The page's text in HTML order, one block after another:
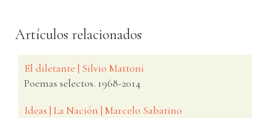
Artículos relacionados
El diletante | Silvio Mattoni
Poemas selectos. 1968-2014
Ideas | La Nación | Marcelo Sabatino